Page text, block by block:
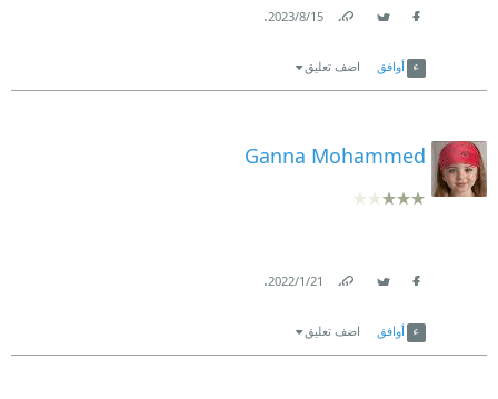
15‏/8‏/2023
.
أوافق اضف تعليق
Ganna Mohammed
21‏/1‏/2022
.
أوافق اضف تعليق